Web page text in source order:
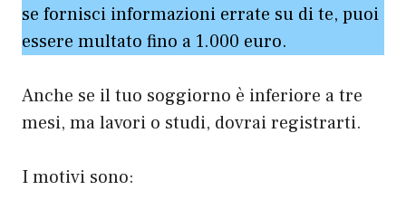
se fornisci informazioni errate su di te, puoi
essere multato fino a 1.000 euro.
Anche se il tuo soggiorno è inferiore a tre
mesi, ma lavori o studi, dovrai registrarti.
I motivi sono: